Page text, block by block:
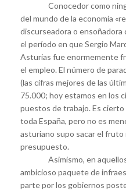
Conocedor como
del mundo de la economía
discurseadora o
el período en que Sergio
Asturias fue enormemente
el empleo. El número de
(las cifras mejores de las
75.000; hoy estamos en los
puestos de trabajo. Es
toda España, pero no es
asturiano supo sacar el fruto
presupuesto.
Asimismo, en aquellos
ambicioso paquete de
parte por los gobiernos